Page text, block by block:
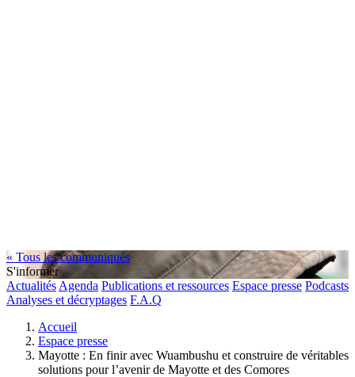
« Tous les communiqués
S'informer
Actualités Agenda Publications et ressources Espace presse Podcasts
Analyses et décryptages F.A.Q
Accueil
Espace presse
Mayotte : En finir avec Wuambushu et construire de véritables
solutions pour l’avenir de Mayotte et des Comores